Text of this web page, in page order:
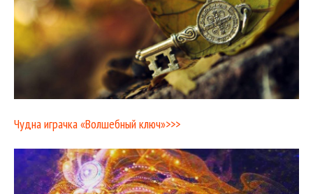
Чудна играчка «Волшебный ключ»>>>